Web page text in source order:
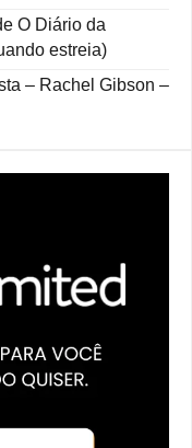
O Diário da
estreia)
– Rachel Gibson –